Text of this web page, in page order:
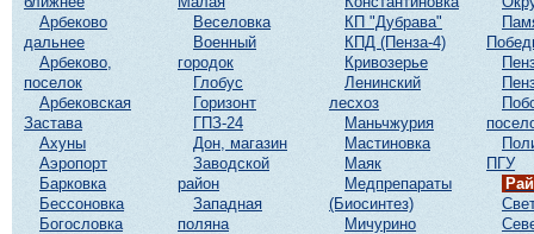
Арбеково
дальнее
Арбеково,
поселок
Арбековская
Застава
Ахуны
Аэропорт
Барковка
Бессоновка
Богословка
Веселовка
Военный
городок
Глобус
Горизонт
ГПЗ-24
Дон, магазин
Заводской
район
Западная
поляна
КП "Дубрава"
КПД (Пенза-4)
Кривозерье
Ленинский
лесхоз
Маньчжурия
Мастиновка
Маяк
Медпрепараты
(Биосинтез)
Мичурино
ПГУ